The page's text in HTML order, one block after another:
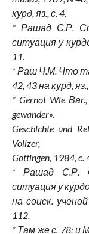
курд, яз., с. 4.
* Рашад С.Р.
ситуация у
11.
* Раш Ч.М. Что
42, 43 на курд, яз.,
* Gernot Wle
gewander».
Geschlchte und
Vollzer,
Gottlngen, 1984, c.
* Рашад С.Р.
ситуация у
на соиск.
112.
* Там же с. 78; и